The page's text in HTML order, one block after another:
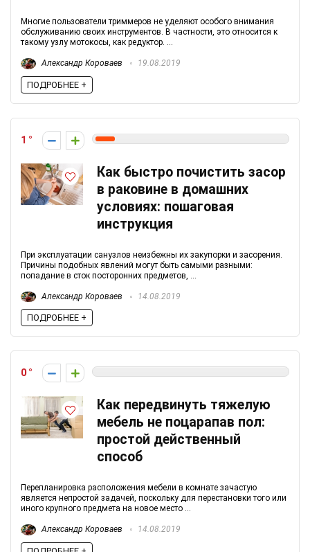
Многие пользователи триммеров не уделяют особого внимания
обслуживанию своих инструментов. В частности, это относится к
такому узлу мотокосы, как редуктор. ...
Александр Короваев 19.08.2019
ПОДРОБНЕЕ +
1
Как быстро почистить засор
в раковине в домашних
условиях: пошаговая
инструкция
При эксплуатации санузлов неизбежны их закупорки и засорения.
Причины подобных явлений могут быть самыми разными:
попадание в сток посторонних предметов, ...
Александр Короваев 14.08.2019
ПОДРОБНЕЕ +
0
Как передвинуть тяжелую
мебель не поцарапав пол:
простой действенный
способ
Перепланировка расположения мебели в комнате зачастую
является непростой задачей, поскольку для перестановки того или
иного крупного предмета на новое место ...
Александр Короваев 14.08.2019